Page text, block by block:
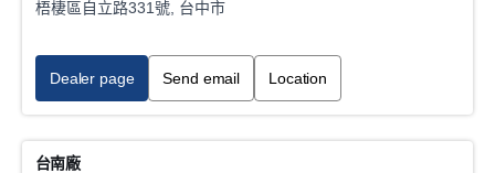
梧棲區自立路331號, 台中市
Dealer page Send email Location
台南廠